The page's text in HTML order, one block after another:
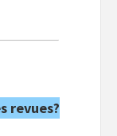
revues?